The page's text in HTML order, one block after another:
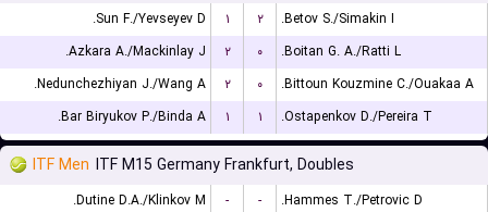
Sun F./Yevseyev D. ۱ ۲
Betov S./Simakin I.
Azkara A./Mackinlay J.
۲ ۰
Boitan G. A./Ratti L.
Nedunchezhiyan J./Wang A.
۲ ۰
Bittoun Kouzmine C./Ouakaa A.
Bar Biryukov P./Binda A.
۱ ۱ Ostapenkov D./Pereira T.
ITF Men ITF M15 Germany Frankfurt, Doubles
Dutine D.A./Klinkov M. - -
Hammes T./Petrovic D.